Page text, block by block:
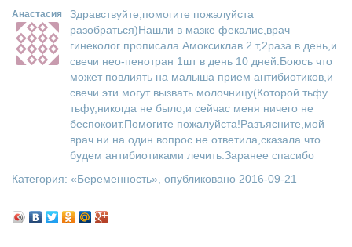
Анастасия
Здравствуйте,помогите пожалуйста
разобраться)Нашли в мазке фекалис,врач
гинеколог прописала Амоксиклав 2 т,2раза в день,и
свечи нео-пенотран 1шт в день 10 дней.Боюсь что
может повлиять на малыша прием антибиотиков,и
свечи эти могут вызвать молочницу(Которой тьфу
тьфу,никогда не было,и сейчас меня ничего не
беспокоит.Помогите пожалуйста!Разъясните,мой
врач ни на один вопрос не ответила,сказала что
будем антибиотиками лечить.Заранее спасибо
Категория: «Беременность», опубликовано 2016-09-21